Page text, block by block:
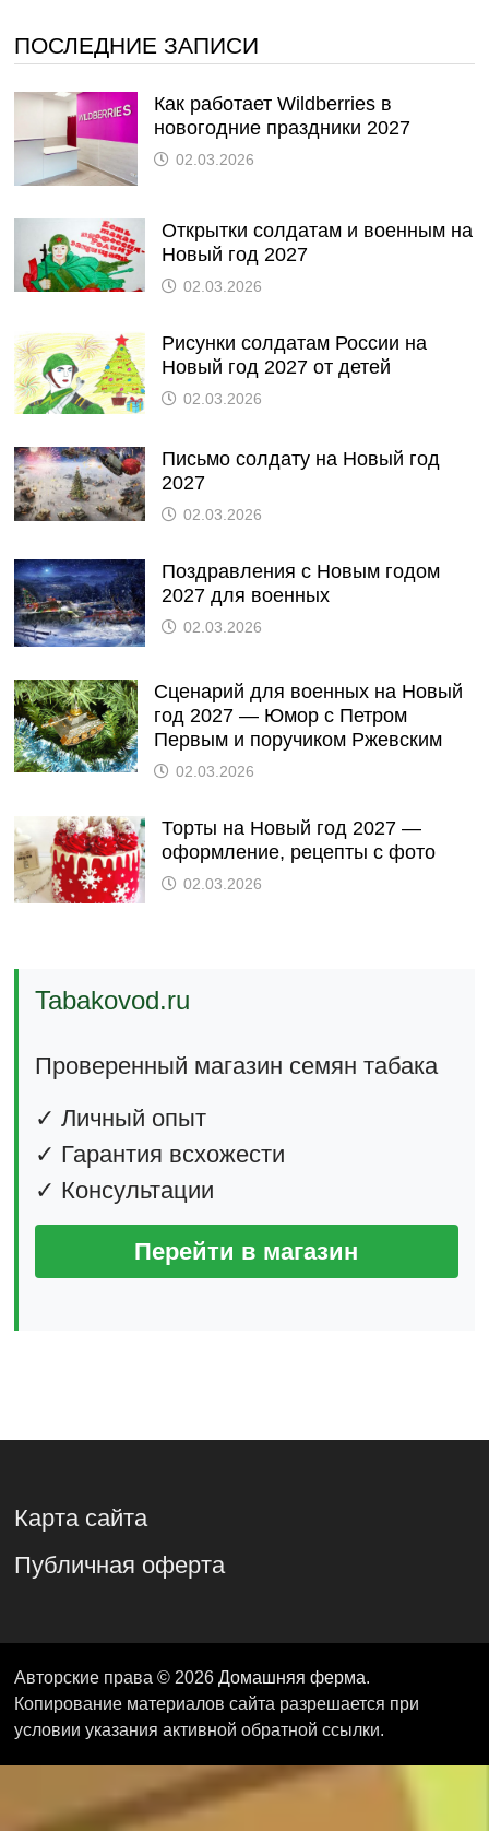
ПОСЛЕДНИЕ ЗАПИСИ
Как работает Wildberries в
новогодние праздники 2027
02.03.2026
Открытки солдатам и военным на
Новый год 2027
02.03.2026
Рисунки солдатам России на
Новый год 2027 от детей
02.03.2026
Письмо солдату на Новый год
2027
02.03.2026
Поздравления с Новым годом
2027 для военных
02.03.2026
Сценарий для военных на Новый
год 2027 — Юмор с Петром
Первым и поручиком Ржевским
02.03.2026
Торты на Новый год 2027 —
оформление, рецепты с фото
02.03.2026
Tabakovod.ru
Проверенный магазин семян табака
✓ Личный опыт
✓ Гарантия всхожести
✓ Консультации
Перейти в магазин
Карта сайта
Публичная оферта
Авторские права © 2026 Домашняя ферма.
Копирование материалов сайта разрешается при
условии указания активной обратной ссылки.